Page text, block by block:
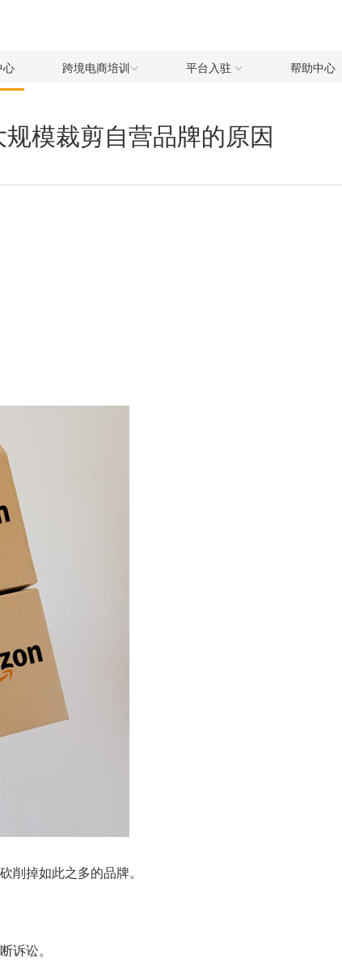
心 跨境电商培训 平台入驻 帮助中心
模裁剪自营品牌的原因
掉如此之多的品牌。
诉讼。